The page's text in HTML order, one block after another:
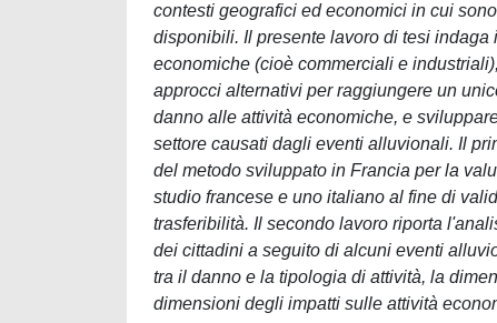
contesti geografici ed economici in cui
disponibili. Il presente lavoro di tesi
economiche (cioè commerciali e
approcci alternativi per raggiungere un
danno alle attività economiche, e
settore causati dagli eventi alluvionali. Il
del metodo sviluppato in Francia per la
studio francese e uno italiano al fine di
trasferibilità. Il secondo lavoro riporta
dei cittadini a seguito di alcuni eventi
tra il danno e la tipologia di attività, la
dimensioni degli impatti sulle attività